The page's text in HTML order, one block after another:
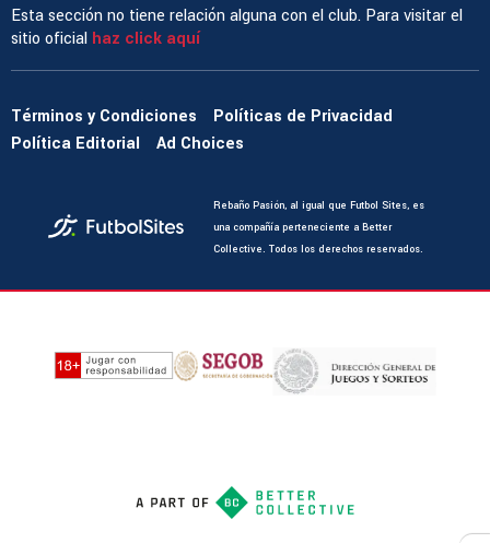
Esta sección no tiene relación alguna con el club. Para visitar el
sitio oficial haz click aquí
Términos y Condiciones
Políticas de Privacidad
Política Editorial
Ad Choices
Rebaño Pasión, al igual que Futbol Sites, es
una compañía perteneciente a Better
Collective. Todos los derechos reservados.